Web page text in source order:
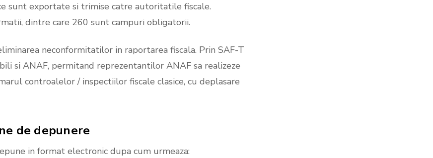
sunt exportate si trimise catre autoritatile fiscale.
dintre care 260 sunt campuri obligatorii.
neconformitatilor in raportarea fiscala. Prin SAF-T
si ANAF, permitand reprezentantilor ANAF sa realizeze
controalelor / inspectiilor fiscale clasice, cu deplasare
de depunere
in format electronic dupa cum urmeaza: